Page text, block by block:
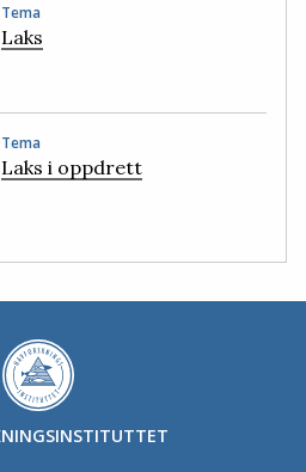
Tema
Laks
Tema
Laks i oppdrett